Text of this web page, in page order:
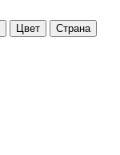
Цвет Страна